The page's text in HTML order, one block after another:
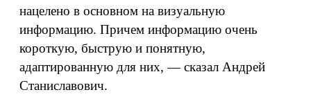
нацелено в основном на визуальную
информацию. Причем информацию очень
короткую, быструю и понятную,
адаптированную для них, — сказал Андрей
Станиславович.